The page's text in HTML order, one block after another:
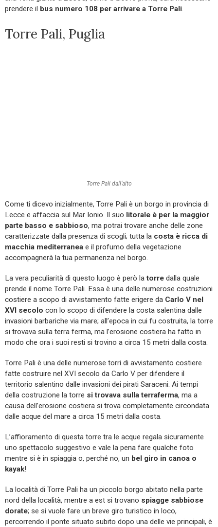
prendere il bus numero 108 per arrivare a Torre Pali.
Torre Pali, Puglia
Torre Pali dall’alto
Come ti dicevo inizialmente, Torre Pali è un borgo in provincia di
Lecce e affaccia sul Mar Ionio. Il suo litorale è per la maggior
parte basso e sabbioso, ma potrai trovare anche delle zone
caratterizzate dalla presenza di scogli; tutta la costa è ricca di
macchia mediterranea e il profumo della vegetazione
accompagnerà la tua permanenza nel borgo.
La vera peculiarità di questo luogo è però latorre dalla quale
prende il nome Torre Pali. Essa è una delle numerose costruzioni
costiere a scopo di avvistamento fatte erigere da Carlo V nel
XVI secolo con lo scopo di difendere la costa salentina dalle
invasioni barbariche via mare; all’epoca in cui fu costruita, la torre
si trovava sulla terra ferma, ma l’erosione costiera ha fatto in
modo che ora i suoi resti si trovino a circa 15 metri dalla costa.
Torre Pali è una delle numerose torri di avvistamento costiere
fatte costruire nel XVI secolo da Carlo V per difendere il
territorio salentino dalle invasioni dei pirati Saraceni. Ai tempi
della costruzione la torre si trovava sulla terraferma, ma a
causa dell’erosione costiera si trova completamente circondata
dalle acque del mare a circa 15 metri dalla costa.
L’affioramento di questa torre tra le acque regala sicuramente
uno spettacolo suggestivo e vale la pena fare qualche foto
mentre si è in spiaggia o, perché no, un bel giro in canoa o
kayak!
La località di Torre Pali ha un piccolo borgo abitato nella parte
nord della località, mentre a est si trovano spiagge sabbiose
dorate; se si vuole fare un breve giro turistico in loco,
percorrendo il ponte situato subito dopo una delle vie principali, è